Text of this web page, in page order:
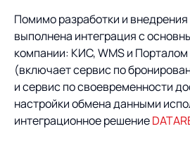
Помимо разработки и
выполнена интеграция с
компании: КИС, WMS и
(включает сервис по
и сервис по своевременности
настройки обмена данными
интеграционное решение